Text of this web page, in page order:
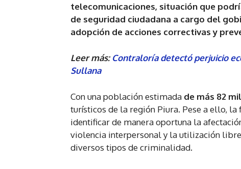
telecomunicaciones, situación que
de seguridad ciudadana a cargo del
adopción de acciones correctivas y
Leer más:Contraloría detectó perjuicio
Sullana
Con una población estimada de más 82
turísticos de la región Piura. Pese a ello,
identificar de manera oportuna la
violencia interpersonal y la utilización
diversos tipos de criminalidad.